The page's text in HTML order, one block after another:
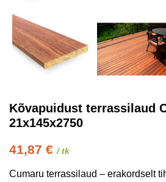
Kõvapuidust terrassilaud
21x145x2750
41,87 € / tk
Cumaru terrassilaud – erakordselt